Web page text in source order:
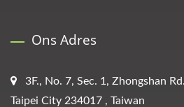
Ons Adres
3F., No. 7, Sec. 1, Zhongshan
Taipei City 234017 , Taiwan